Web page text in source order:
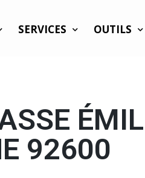
SERVICES OUTILS
92600